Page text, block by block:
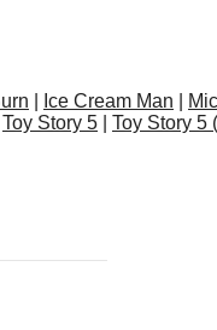
Ice Cream Man
Toy Story 5 Toy Story 5